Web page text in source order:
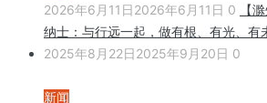
2026年6月11日2026年6月11日 0
【
纳士：与行远一起，做有根、有光、有
2025年8月22日2025年9月20日 0
新闻